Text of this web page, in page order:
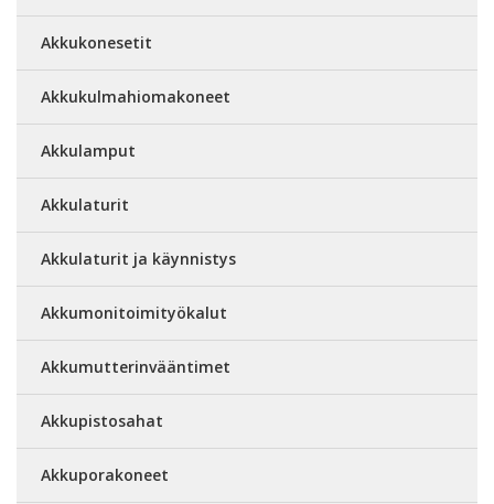
Akkukonesetit
Akkukulmahiomakoneet
Akkulamput
Akkulaturit
Akkulaturit ja käynnistys
Akkumonitoimityökalut
Akkumutterinvääntimet
Akkupistosahat
Akkuporakoneet